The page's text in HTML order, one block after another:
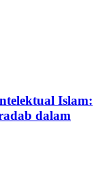
Islam:
dalam